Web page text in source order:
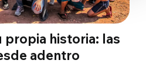
propia historia: las
adentro